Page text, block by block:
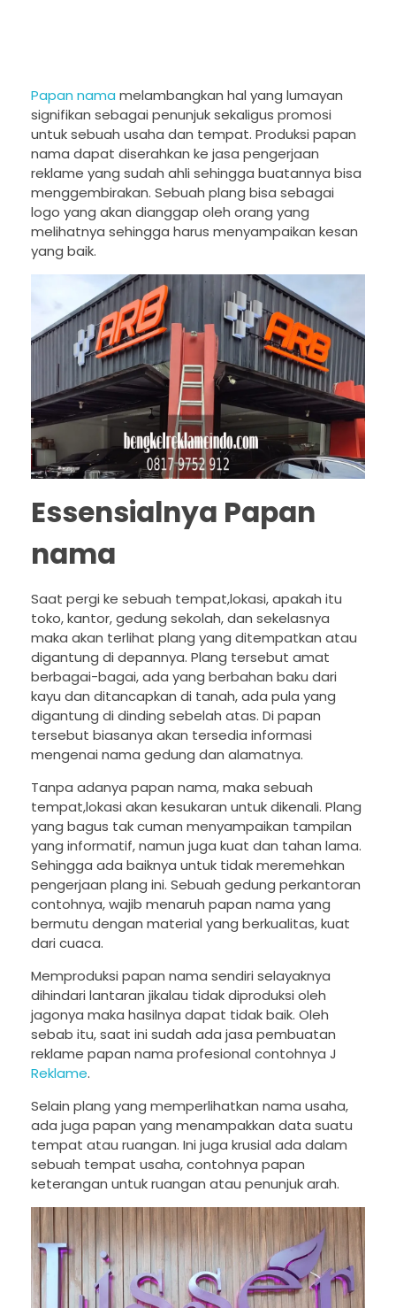
Papan nama melambangkan hal yang lumayan
signifikan sebagai penunjuk sekaligus promosi
untuk sebuah usaha dan tempat. Produksi papan
nama dapat diserahkan ke jasa pengerjaan
reklame yang sudah ahli sehingga buatannya bisa
menggembirakan. Sebuah plang bisa sebagai
logo yang akan dianggap oleh orang yang
melihatnya sehingga harus menyampaikan kesan
yang baik.
Essensialnya Papan
nama
Saat pergi ke sebuah tempat,lokasi, apakah itu
toko, kantor, gedung sekolah, dan sekelasnya
maka akan terlihat plang yang ditempatkan atau
digantung di depannya. Plang tersebut amat
berbagai-bagai, ada yang berbahan baku dari
kayu dan ditancapkan di tanah, ada pula yang
digantung di dinding sebelah atas. Di papan
tersebut biasanya akan tersedia informasi
mengenai nama gedung dan alamatnya.
Tanpa adanya papan nama, maka sebuah
tempat,lokasi akan kesukaran untuk dikenali. Plang
yang bagus tak cuman menyampaikan tampilan
yang informatif, namun juga kuat dan tahan lama.
Sehingga ada baiknya untuk tidak meremehkan
pengerjaan plang ini. Sebuah gedung perkantoran
contohnya, wajib menaruh papan nama yang
bermutu dengan material yang berkualitas, kuat
dari cuaca.
Memproduksi papan nama sendiri selayaknya
dihindari lantaran jikalau tidak diproduksi oleh
jagonya maka hasilnya dapat tidak baik. Oleh
sebab itu, saat ini sudah ada jasa pembuatan
reklame papan nama profesional contohnya J
Reklame.
Selain plang yang memperlihatkan nama usaha,
ada juga papan yang menampakkan data suatu
tempat atau ruangan. Ini juga krusial ada dalam
sebuah tempat usaha, contohnya papan
keterangan untuk ruangan atau penunjuk arah.